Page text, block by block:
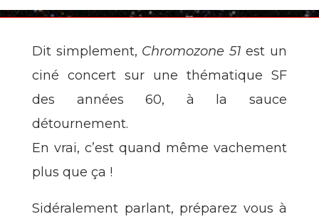
Dit simplement, Chromozone 51 est un
ciné concert sur une thématique SF
des années 60, à la sauce
détournement.
En vrai, c’est quand même vachement
plus que ça !
Sidéralement parlant, préparez vous à